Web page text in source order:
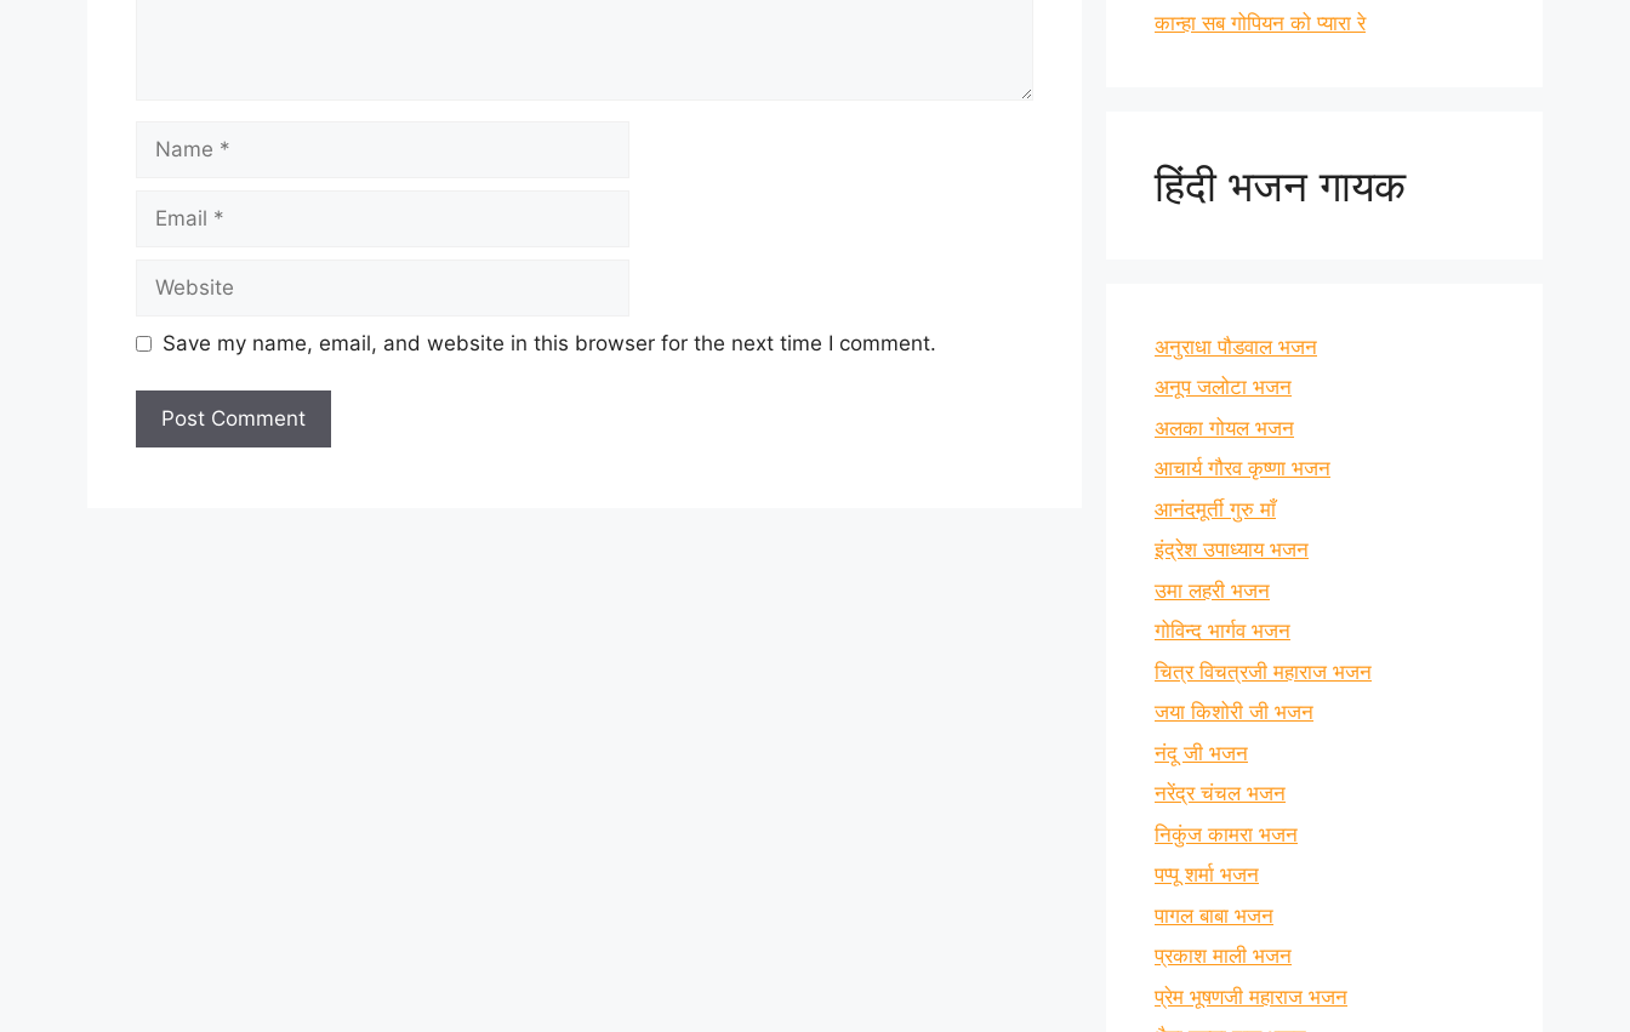
Name
Email
Website
Save my name, email, and website in this browser for the next time I comment.
कान्हा सब गोपियन को प्यारा रे
हिंदी भजन गायक
अनुराधा पौडवाल भजन
अनूप जलोटा भजन
अलका गोयल भजन
आचार्य गौरव कृष्णा भजन
आनंदमूर्ती गुरु माँ
इंद्रेश उपाध्याय भजन
उमा लहरी भजन
गोविन्द भार्गव भजन
चित्र विचत्रजी महाराज भजन
जया किशोरी जी भजन
नंदू जी भजन
नरेंद्र चंचल भजन
निकुंज कामरा भजन
पप्पू शर्मा भजन
पागल बाबा भजन
प्रकाश माली भजन
प्रेम भूषणजी महाराज भजन